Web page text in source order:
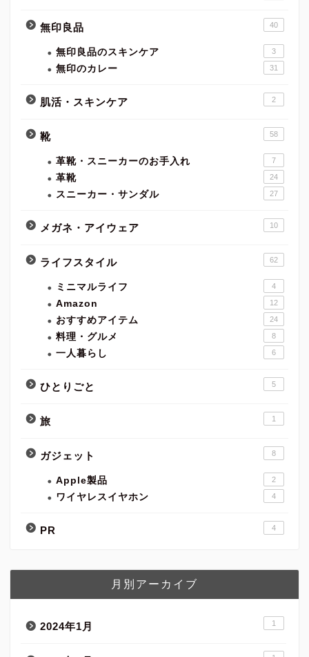
無印良品 40
無印良品のスキンケア 3
無印のカレー 31
肌活・スキンケア 2
靴 58
革靴・スニーカーのお手入れ 7
革靴 24
スニーカー・サンダル 27
メガネ・アイウェア 10
ライフスタイル 62
ミニマルライフ 4
Amazon 12
おすすめアイテム 24
料理・グルメ 8
一人暮らし 6
ひとりごと 5
旅 1
ガジェット 8
Apple製品 2
ワイヤレスイヤホン 4
PR 4
月別アーカイブ
2024年1月 1